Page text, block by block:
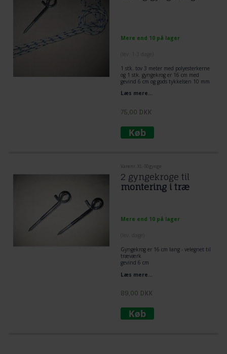
Mere end 10 på lager
1 stk. tov 3 meter med polyesterkerne
og 1 stk. gyngekrog er 16 cm med
gevind 6 cm og gods tykkelsen 10 mm
Læs mere...
75,00 DKK
Varenr. XL-50gynge
2 gyngekroge til
montering i træ
Mere end 10 på lager
Gyngekrog er 16 cm lang - velegnet til
træværk
gevind 6 cm
Læs mere...
89,00 DKK